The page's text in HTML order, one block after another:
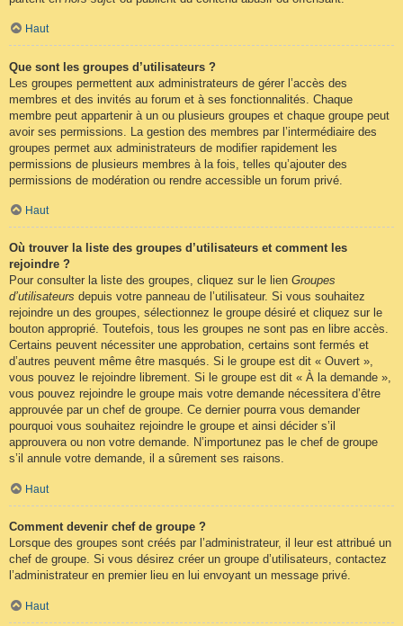
Haut
Que sont les groupes d’utilisateurs ?
Les groupes permettent aux administrateurs de gérer l’accès des
membres et des invités au forum et à ses fonctionnalités. Chaque
membre peut appartenir à un ou plusieurs groupes et chaque groupe peut
avoir ses permissions. La gestion des membres par l’intermédiaire des
groupes permet aux administrateurs de modifier rapidement les
permissions de plusieurs membres à la fois, telles qu’ajouter des
permissions de modération ou rendre accessible un forum privé.
Haut
Où trouver la liste des groupes d’utilisateurs et comment les
rejoindre ?
Pour consulter la liste des groupes, cliquez sur le lien Groupes
d’utilisateurs depuis votre panneau de l’utilisateur. Si vous souhaitez
rejoindre un des groupes, sélectionnez le groupe désiré et cliquez sur le
bouton approprié. Toutefois, tous les groupes ne sont pas en libre accès.
Certains peuvent nécessiter une approbation, certains sont fermés et
d’autres peuvent même être masqués. Si le groupe est dit « Ouvert »,
vous pouvez le rejoindre librement. Si le groupe est dit « À la demande »,
vous pouvez rejoindre le groupe mais votre demande nécessitera d’être
approuvée par un chef de groupe. Ce dernier pourra vous demander
pourquoi vous souhaitez rejoindre le groupe et ainsi décider s’il
approuvera ou non votre demande. N’importunez pas le chef de groupe
s’il annule votre demande, il a sûrement ses raisons.
Haut
Comment devenir chef de groupe ?
Lorsque des groupes sont créés par l’administrateur, il leur est attribué un
chef de groupe. Si vous désirez créer un groupe d’utilisateurs, contactez
l’administrateur en premier lieu en lui envoyant un message privé.
Haut